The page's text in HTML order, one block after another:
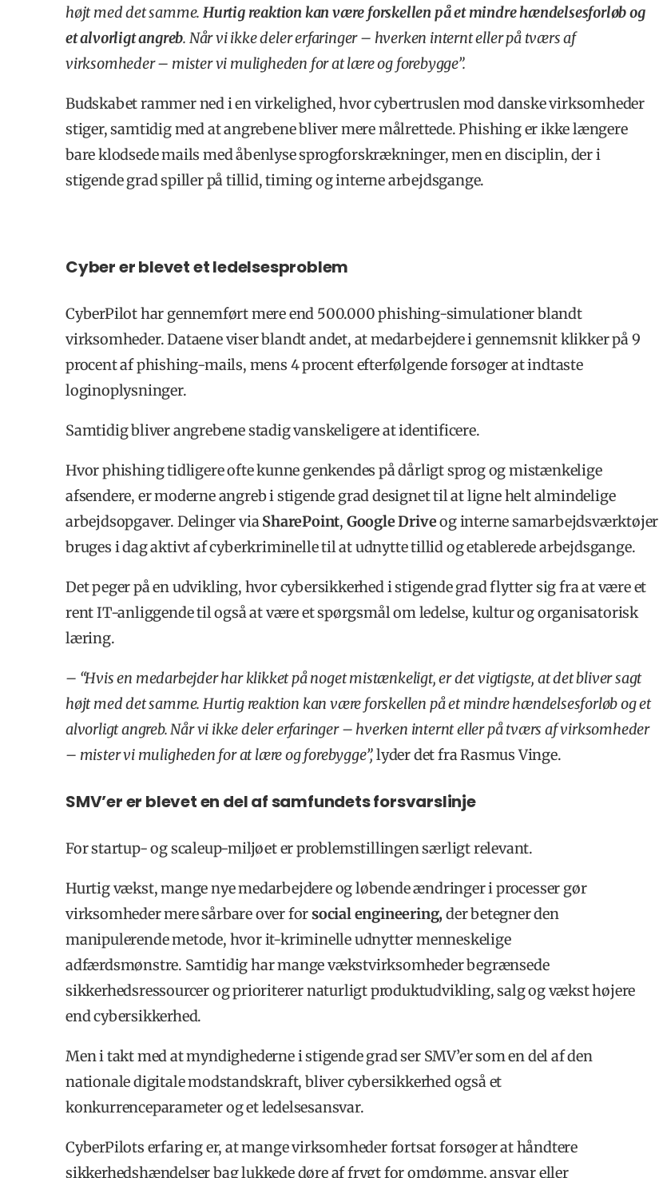
højt med det samme.Hurtig reaktion kan være forskellen på et mindre hændelsesforløb og
et alvorligt angreb. Når vi ikke deler erfaringer – hverken internt eller på tværs af
virksomheder – mister vi muligheden for at lære og forebygge”.
Budskabet rammer ned i en virkelighed, hvor cybertruslen mod danske virksomheder
stiger, samtidig med at angrebene bliver mere målrettede. Phishing er ikke længere
bare klodsede mails med åbenlyse sprogforskrækninger, men en disciplin, der i
stigende grad spiller på tillid, timing og interne arbejdsgange.
Cyber er blevet et ledelsesproblem
CyberPilot har gennemført mere end 500.000 phishing-simulationer blandt
virksomheder. Dataene viser blandt andet, at medarbejdere i gennemsnit klikker på 9
procent af phishing-mails, mens 4 procent efterfølgende forsøger at indtaste
loginoplysninger.
Samtidig bliver angrebene stadig vanskeligere at identificere.
Hvor phishing tidligere ofte kunne genkendes på dårligt sprog og mistænkelige
afsendere, er moderne angreb i stigende grad designet til at ligne helt almindelige
arbejdsopgaver. Delinger viaSharePoint, GoogleDriveog interne samarbejdsværktøjer
bruges i dag aktivt af cyberkriminelle til at udnytte tillid og etablerede arbejdsgange.
Det peger på en udvikling, hvor cybersikkerhed i stigende grad flytter sig fra at være et
rent IT-anliggende til også at være et spørgsmål om ledelse, kultur og organisatorisk
læring.
– “Hvis en medarbejder har klikket på noget mistænkeligt, er det vigtigste, at det bliver sagt
højt med det samme. Hurtig reaktion kan være forskellen på et mindre hændelsesforløb og et
alvorligt angreb. Når vi ikke deler erfaringer – hverken internt eller på tværs af virksomheder
– mister vi muligheden for at lære og forebygge”,lyder det fra Rasmus Vinge.
SMV’er er blevet en del af samfundets forsvarslinje
For startup- og scaleup-miljøet er problemstillingen særligt relevant.
Hurtig vækst, mange nye medarbejdere og løbende ændringer i processer gør
virksomheder mere sårbare over forsocial engineering,der betegner den
manipulerende metode, hvor it-kriminelle udnytter menneskelige
adfærdsmønstre. Samtidig har mange vækstvirksomheder begrænsede
sikkerhedsressourcer og prioriterer naturligt produktudvikling, salg og vækst højere
end cybersikkerhed.
Men i takt med at myndighederne i stigende grad ser SMV’er som en del af den
nationale digitale modstandskraft, bliver cybersikkerhed også et
konkurrenceparameter og et ledelsesansvar.
CyberPilots erfaring er, at mange virksomheder fortsat forsøger at håndtere
sikkerhedshændelser bag lukkede døre af frygt for omdømme, ansvar eller